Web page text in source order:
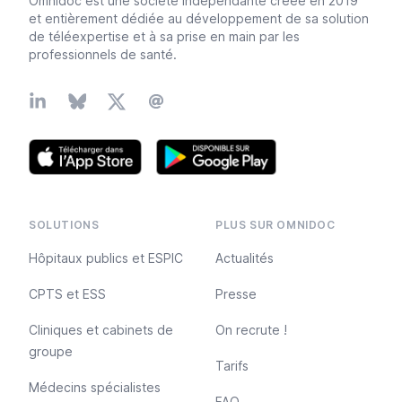
et entièrement dédiée au développement de sa solution
de téléexpertise et à sa prise en main par les
professionnels de santé.
LinkedinBluesky
X Email
SOLUTIONS
Hôpitaux publics et ESPIC
CPTS et ESS
Cliniques et cabinets de
groupe
Médecins spécialistes
PLUS SUR OMNIDOC
Actualités
Presse
On recrute !
Tarifs